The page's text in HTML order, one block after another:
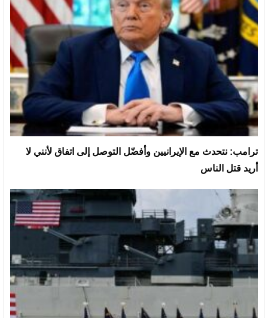
ترامب: نتحدث مع الإيرانيين وأفضّل التوصل إلى اتفاق لأنني لا
أريد قتل الناس